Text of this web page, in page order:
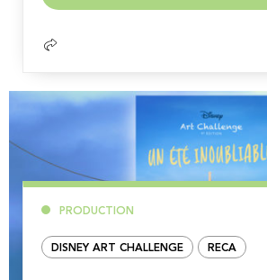
PRODUCTION
DISNEY ART CHALLENGE RECA